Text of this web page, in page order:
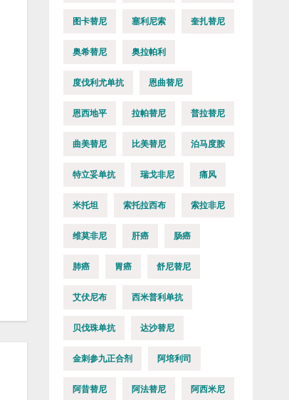
图卡替尼 塞利尼索 奎扎替尼
奥希替尼 奥拉帕利
度伐利尤单抗 恩曲替尼
恩西地平 拉帕替尼 普拉替尼
曲美替尼 比美替尼 泊马度胺
特立妥单抗 瑞戈非尼 痛风
米托坦 索托拉西布 索拉非尼
维莫非尼 肝癌 肠癌
肺癌 胃癌 舒尼替尼
艾伏尼布 西米普利单抗
贝伐珠单抗 达沙替尼
金刺参九正合剂 阿培利司
阿昔替尼 阿法替尼 阿西米尼